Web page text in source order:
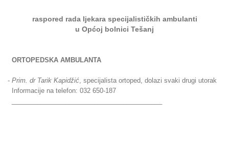
raspored rada ljekara specijalističkih ambulanti
u Općoj bolnici Tešanj
ORTOPEDSKA AMBULANTA
- Prim. dr Tarik Kapidžić, specijalista ortoped, dolazi svaki drugi utorak
Informacije na telefon: 032 650-187